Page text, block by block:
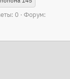
0
Форум: